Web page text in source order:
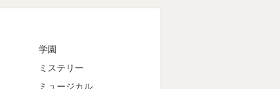
学園
ミステリー
ミュージカル